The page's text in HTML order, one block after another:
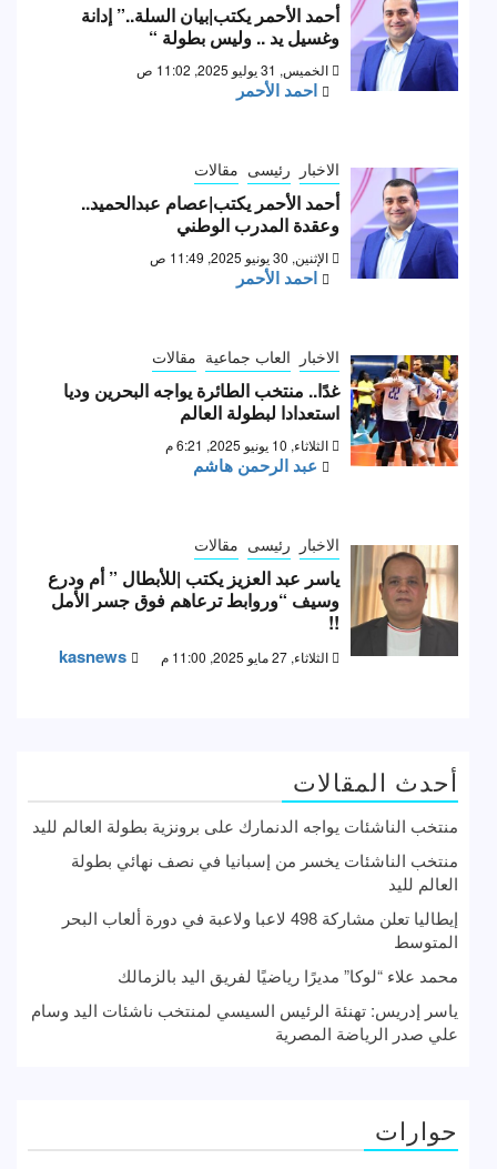
أحمد الأحمر يكتب|بيان السلة..” إدانة
وغسيل يد .. وليس بطولة “
الخميس, 31 يوليو 2025, 11:02 ص
احمد الأحمر
الاخبار رئيسى مقالات
أحمد الأحمر يكتب|عصام عبدالحميد..
وعقدة المدرب الوطني
الإثنين, 30 يونيو 2025, 11:49 ص
احمد الأحمر
الاخبار العاب جماعية مقالات
غدًا.. منتخب الطائرة يواجه البحرين وديا
استعدادا لبطولة العالم
الثلاثاء, 10 يونيو 2025, 6:21 م
عبد الرحمن هاشم
الاخبار رئيسى مقالات
ياسر عبد العزيز يكتب |للأبطال ” أم ودرع
وسيف “وروابط ترعاهم فوق جسر الأمل
!!
الثلاثاء, 27 مايو 2025, 11:00 م kasnews
أحدث المقالات
منتخب الناشئات يواجه الدنمارك على برونزية بطولة العالم لليد
منتخب الناشئات يخسر من إسبانيا في نصف نهائي بطولة
العالم لليد
إيطاليا تعلن مشاركة 498 لاعبا ولاعبة في دورة ألعاب البحر
المتوسط
محمد علاء “لوكا” مديرًا رياضيًا لفريق اليد بالزمالك
ياسر إدريس: تهنئة الرئيس السيسي لمنتخب ناشئات اليد وسام
علي صدر الرياضة المصرية
حوارات